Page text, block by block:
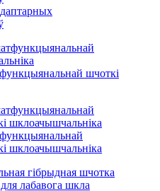
шчоткі
шклоачышчальніка